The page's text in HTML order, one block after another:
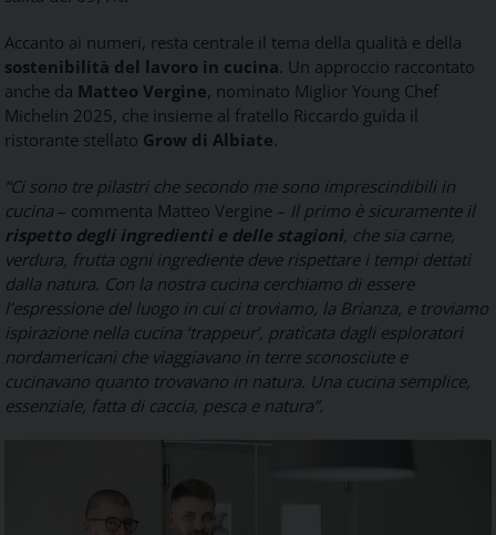
Accanto ai numeri, resta centrale il tema della qualità e della
sostenibilità del lavoro in cucina. Un approccio raccontato
anche da Matteo Vergine, nominato Miglior Young Chef
Michelin 2025, che insieme al fratello Riccardo guida il
ristorante stellato Grow di Albiate.
“Ci sono tre pilastri che secondo me sono imprescindibili in
cucina – commenta Matteo Vergine – Il primo è sicuramente il
rispetto degli ingredienti e delle stagioni, che sia carne,
verdura, frutta ogni ingrediente deve rispettare i tempi dettati
dalla natura. Con la nostra cucina cerchiamo di essere
l’espressione del luogo in cui ci troviamo, la Brianza, e troviamo
ispirazione nella cucina ‘trappeur’, praticata dagli esploratori
nordamericani che viaggiavano in terre sconosciute e
cucinavano quanto trovavano in natura. Una cucina semplice,
essenziale, fatta di caccia, pesca e natura”.